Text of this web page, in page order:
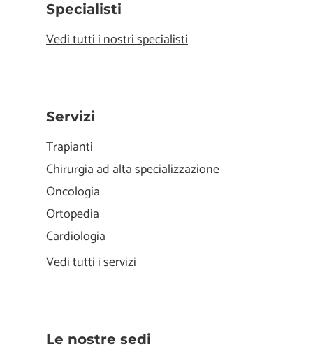
Specialisti
Vedi tutti i nostri specialisti
Servizi
Trapianti
Chirurgia ad alta specializzazione
Oncologia
Ortopedia
Cardiologia
Vedi tutti i servizi
Le nostre sedi